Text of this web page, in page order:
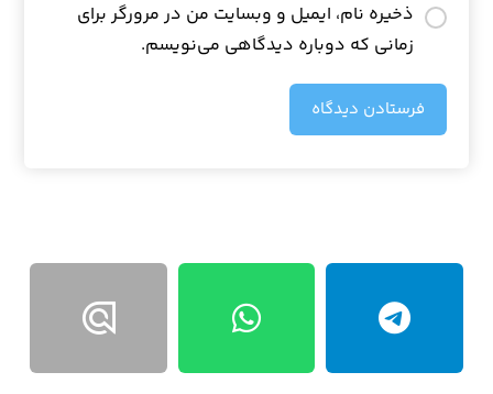
ذخیره نام، ایمیل و وبسایت من در مرورگر برای
زمانی که دوباره دیدگاهی می‌نویسم.
فرستادن دیدگاه